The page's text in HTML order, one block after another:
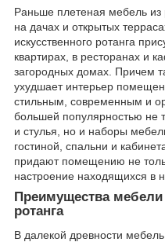
Раньше плетеная мебель из
на дачах и открытых
искусственного ротанга
квартирах, в ресторанах и
загородных домах. Причем
ухудшает интерьер
стильным, современным и
большей популярностью не
и стулья, но и наборы
гостиной, спальни и
придают помещению не
настроение находящихся в
Преимущества мебели
ротанга
В далекой древности